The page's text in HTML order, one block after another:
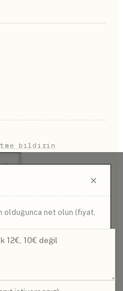
bildirin
×
olduğunca net olun (fiyat,
→